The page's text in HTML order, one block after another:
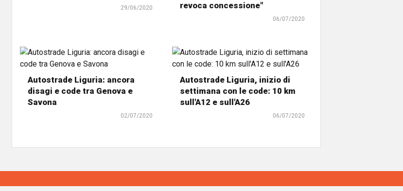
29/06/2020
revoca concessione"
06/07/2020
Autostrade Liguria: ancora
disagi e code tra Genova e
Savona
02/07/2020
Autostrade Liguria, inizio di
settimana con le code: 10 km
sull'A12 e sull'A26
06/07/2020